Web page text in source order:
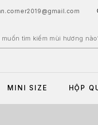
MINI SIZE HỘP